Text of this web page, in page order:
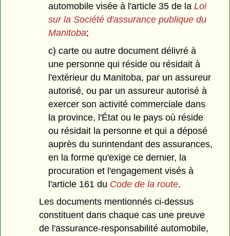
automobile visée à l'article 35 de la Loi
sur la Société d'assurance publique du
Manitoba;
c) carte ou autre document délivré à
une personne qui réside ou résidait à
l'extérieur du Manitoba, par un assureur
autorisé, ou par un assureur autorisé à
exercer son activité commerciale dans
la province, l'État ou le pays où réside
ou résidait la personne et qui a déposé
auprès du surintendant des assurances,
en la forme qu'exige ce dernier, la
procuration et l'engagement visés à
l'article 161 du Code de la route.
Les documents mentionnés ci-dessus
constituent dans chaque cas une preuve
de l'assurance-responsabilité automobile,